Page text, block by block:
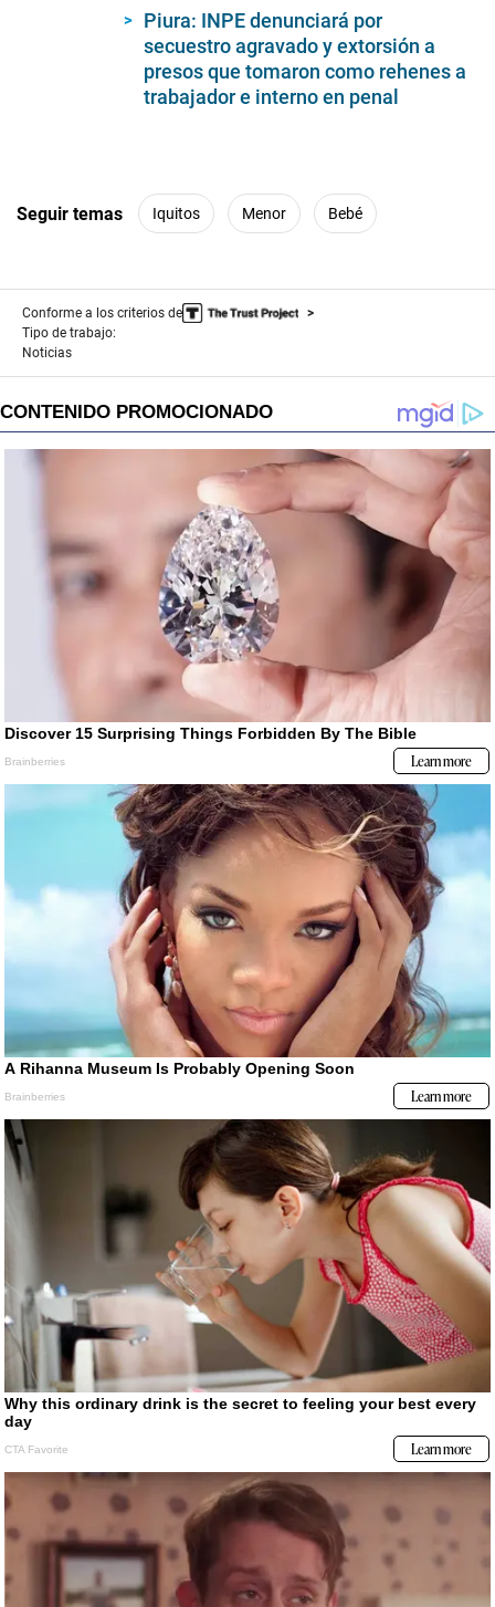
Piura: INPE denunciará por
secuestro agravado y extorsión a
presos que tomaron como rehenes a
trabajador e interno en penal
Seguir temas Iquitos Menor Bebé
Conforme a los criterios de
Tipo de trabajo:
Noticias